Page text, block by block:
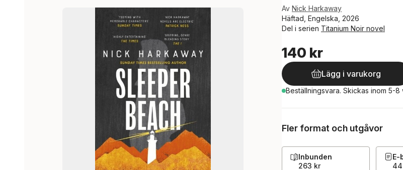
Av Nick Harkaway
Häftad, Engelska, 2026
Del i serien Titanium Noir novel
140 kr
Lägg i varukorg
Beställningsvara. Skickas inom 5-8
Fler format och utgåvor
Inbunden
263 kr
E-